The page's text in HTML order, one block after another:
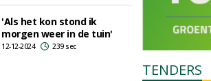
'Als het kon stond ik
morgen weer in de tuin'
12-12-2024 239 sec
TENDERS